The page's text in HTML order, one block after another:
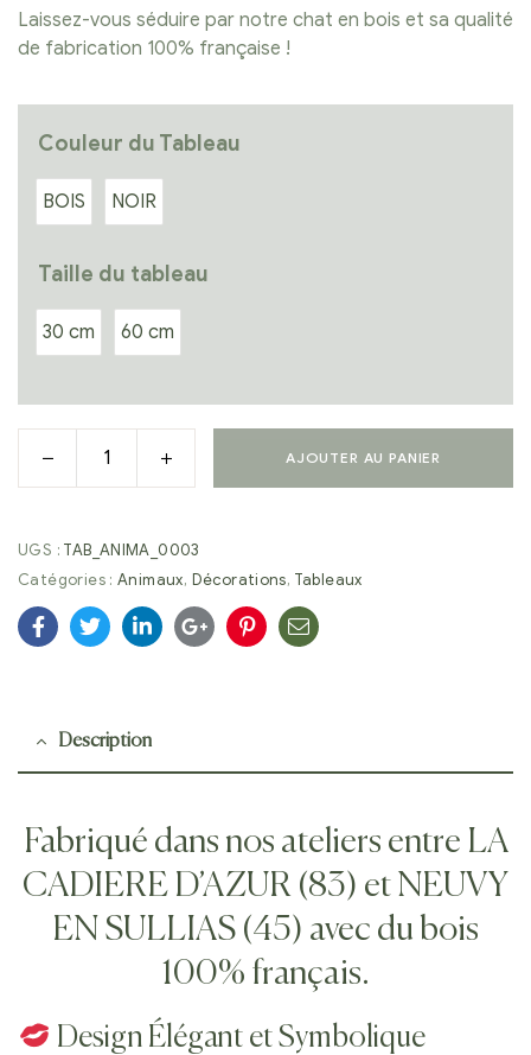
Laissez-vous séduire par notre chat en bois et sa qualité
de fabrication 100% française !
Couleur du Tableau
BOIS NOIR
Taille du tableau
30 cm 60 cm
AJOUTER AU PANIER
UGS : TAB_ANIMA_0003
Catégories :Animaux, Décorations, Tableaux
Facebook
TwitterLinkedinGoogle+Pinterest
E-
Description
Fabriqué dans nos ateliers entre LA
CADIERE D’AZUR (83) et NEUVY
EN SULLIAS (45) avec du bois
100% français.
Design Élégant et Symbolique